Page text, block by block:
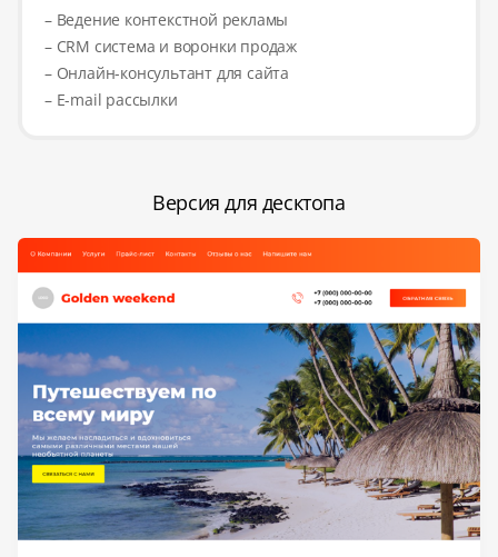
– Ведение контекстной рекламы
– CRM система и воронки продаж
– Онлайн-консультант для сайта
– E-mail рассылки
Версия для десктопа